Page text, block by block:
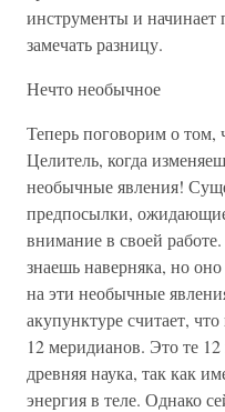
инструменты и
замечать разницу.
Нечто необычное
Теперь поговорим о том,
Целитель, когда
необычные явления!
предпосылки,
внимание в своей
знаешь наверняка, но
на эти необычные
акупунктуре считает,
12 меридианов. Это те
древняя наука, так как
энергия в теле. Однако